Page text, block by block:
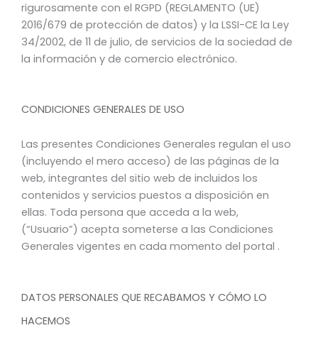
rigurosamente con el RGPD (REGLAMENTO (UE)
2016/679 de protección de datos) y la LSSI-CE la Ley
34/2002, de 11 de julio, de servicios de la sociedad de
la información y de comercio electrónico.
CONDICIONES GENERALES DE USO
Las presentes Condiciones Generales regulan el uso
(incluyendo el mero acceso) de las páginas de la
web, integrantes del sitio web de incluidos los
contenidos y servicios puestos a disposición en
ellas. Toda persona que acceda a la web,
(“Usuario”) acepta someterse a las Condiciones
Generales vigentes en cada momento del portal .
DATOS PERSONALES QUE RECABAMOS Y CÓMO LO
HACEMOS